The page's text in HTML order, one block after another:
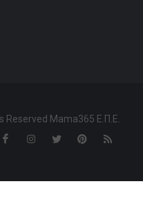
Reserved Mama365 Ε.Π.Ε.